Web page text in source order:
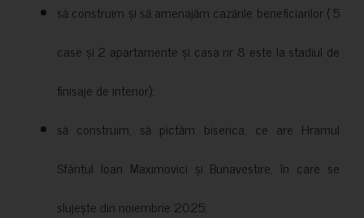
să construim și să amenajăm cazările beneficiarilor ( 5
case și 2 apartamente și casa nr 8 este la stadiul de
finisaje de interior);
să construim, să pictăm biserica, ce are Hramul
Sfântul Ioan Maximovici și Bunavestire, în care se
slujește din noiembrie 2025;